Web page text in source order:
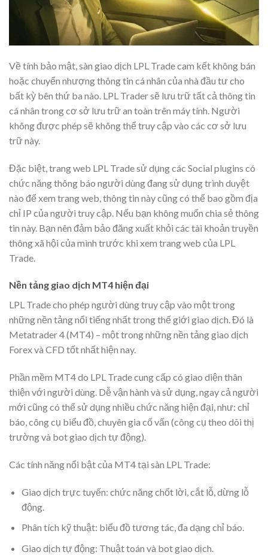
Về tính bảo mật, sàn giao dịch LPL Trade cam kết không bán
hoặc chuyển nhượng thông tin cá nhân của nhà đầu tư cho
bất kỳ bên thứ ba nào. LPL Trader sẽ lưu trữ tất cả thông tin
cá nhân trong cơ sở lưu trữ an toàn trên máy tính. Người
không được phép sẽ không thể truy cập vào các cơ sở lưu
trữ này.
Đặc biệt, trang web LPL Trade sử dụng các Social plugins có
chức năng thông báo người dùng đang sử dụng trình duyệt
nào để xem trang web, thông tin này cũng có thể bao gồm địa
chỉ IP của người truy cập. Nếu bạn không muốn chia sẻ thông
tin này. Bạn nên đảm bảo đăng xuất khỏi các tài khoản truyền
thông xã hội của mình trước khi xem trang web của LPL
Trade.
Nền tảng giao dịch MT4 hiện đại
LPL Trade cho phép người dùng truy cập vào một trong
những nền tảng nổi tiếng nhất trong thế giới giao dịch. Đó là
Metatrader 4 (MT4) – một trong những nền tảng giao dịch
Forex và CFD tốt nhất hiện nay.
Phần mềm MT4 do LPL Trade cung cấp có giao diện thân
thiện với người dùng. Dễ vận hành và sử dụng, ngay cả người
mới cũng có thể sử dụng nhiều chức năng hiện đại, như: chỉ
báo, công cụ biểu đồ, chuyên gia cố vấn (công cụ theo dõi thị
trường và bot giao dịch tự động).
Các tính năng nổi bật của MT4 tại sàn LPL Trade:
Giao dịch trực tuyến: chức năng chốt lời, cắt lỗ, dừng lỗ
động.
Phân tích kỹ thuật: biểu đồ tương tác, đa dạng chỉ báo.
Giao dịch tự động: Thuật toán và bot giao dịch.